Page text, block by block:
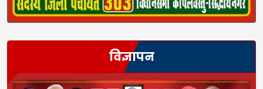
विज्ञापन